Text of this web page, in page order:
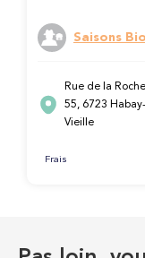
Saisons Bio
Rue de la
55, 6723
Vieille
Frais